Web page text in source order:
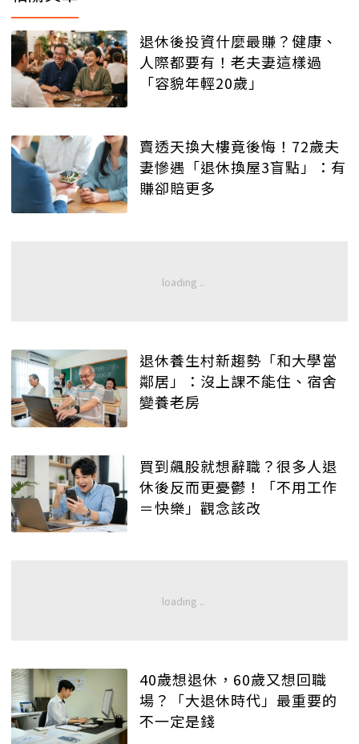
退休後投資什麼最賺？健康、
人際都要有！老夫妻這樣過
「容貌年輕20歲」
賣透天換大樓竟後悔！72歲夫
妻慘遇「退休換屋3盲點」：有
賺卻賠更多
退休養生村新趨勢「和大學當
鄰居」：沒上課不能住、宿舍
變養老房
買到飆股就想辭職？很多人退
休後反而更憂鬱！「不用工作
＝快樂」觀念該改
40歲想退休，60歲又想回職
場？「大退休時代」最重要的
不一定是錢